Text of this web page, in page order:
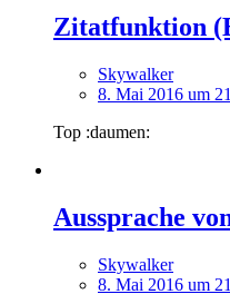
Zitatfunktion
Skywalker
8. Mai 2016 um
Top :daumen:
Aussprache
Skywalker
8. Mai 2016 um